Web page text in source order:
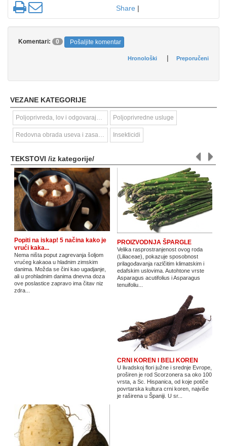
Share |
Komentari: 0 Pošaljite komentar
Preporučeni
Hronološki |
VEZANE KATEGORIJE
Poljoprivreda, lov i odgovarajuće uslužne aktivnosti Poljoprivredne usluge
Redovna obrada useva i zasada Insekticidi
TEKSTOVI /iz kategorije/
Popiti na iskap! 5 načina kako je
vrući kaka...
Nema ništa poput zagrevanja šoljom
vrućeg kakaoa u hladnim zimskim
danima. Možda se čini kao ugadjanje,
ali u prohladnim danima dnevna doza
ove poslastice zapravo ima čitav niz
zdra...
PROIZVODNJA ŠPARGLE
Velika rasprostranjenost ovog roda
(Liliaceae), pokazuje sposobnost
prilagođavanja razlčitim klimatskim i
edafskim uslovima. Autohtone vrste
Asparagus acutifolius i Asparagus
tenuifoliu...
CRNI KOREN I BELI KOREN
U livadskoj flori južne i srednje Evrope,
proširen je rod Scorzonera sa oko 100
vrsta, a Sc. Hispanica, od koje potiče
povrtarska kultura crni koren, najviše
je raširena u Španiji. U sr...